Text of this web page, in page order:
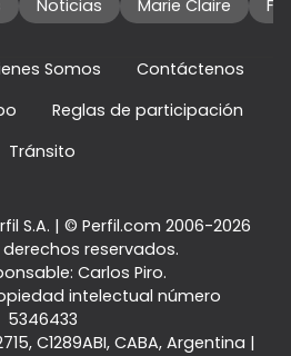
Noticias Marie Claire
Somos
Contáctenos
Reglas de participación
Tránsito
S.A. | © Perfil.com 2006-2026
reservados.
Carlos Piro.
intelectual número
5346433
, C1289ABI, CABA, Argentina |